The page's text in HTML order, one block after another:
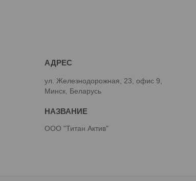
ул. Железнодорожная, 23, офис 9,
Минск, Беларусь
ООО "Титан Актив"